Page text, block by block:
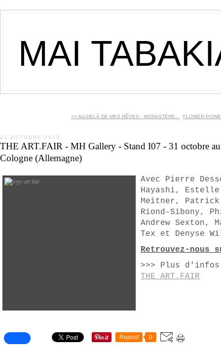
MAI
<< AU-DELÀ DE MES RÊVES - MONASTÈRE... FLOWER
21 OCTOBRE 2013
THE ART.FAIR - MH Gallery - Stand I07 - 31 octobre
Cologne (Allemagne)
Avec Pierre
Hayashi,
Meitner, Patrick
Riond-Sibony,
Andrew Sexton,
Tex et Denyse
Retrouvez-
>>> Plus
THE ART.FAIR
Repost 0